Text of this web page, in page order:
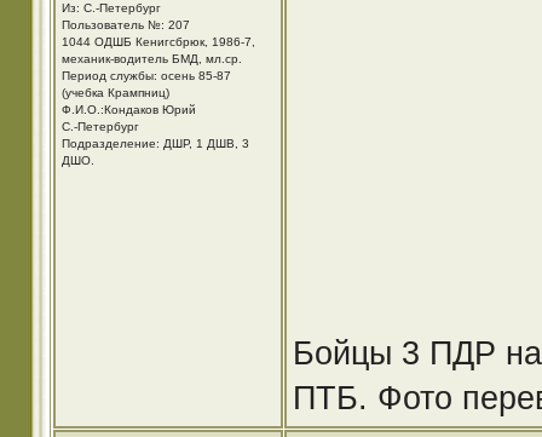
Из: С.-Петербург
Пользователь №: 207
1044 ОДШБ Кенигсбрюк, 1986-7,
механик-водитель БМД, мл.ср.
Период службы: осень 85-87
(учебка Крампниц)
Ф.И.О.:Кондаков Юрий
С.-Петербург
Подразделение: ДШР, 1 ДШВ, 3
ДШО.
Бойцы 3 ПДР
ПТБ. Фото